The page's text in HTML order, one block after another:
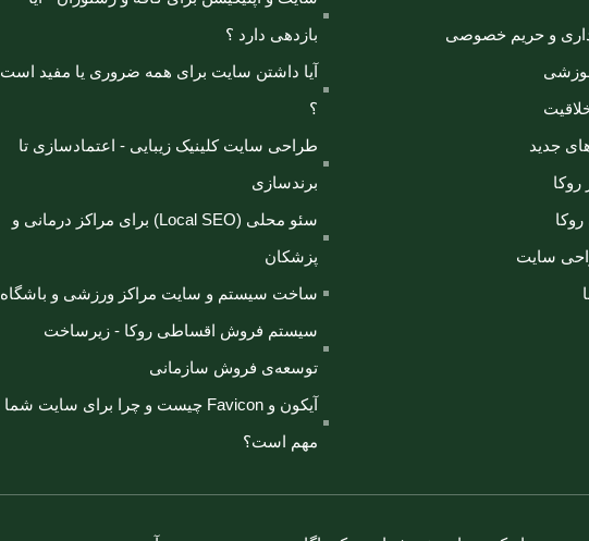
و حریم خصوصی
جدید
روکا
سایت
بازدهی دارد ؟
آیا داشتن سایت برای همه ضروری یا مفید است
؟
طراحی سایت کلینیک زیبایی - اعتمادسازی تا
برندسازی
سئو محلی (Local SEO) برای مراکز درمانی و
پزشکان
ساخت سیستم و سایت مراکز ورزشی و باشگاه
سیستم فروش اقساطی روکا - زیرساخت
توسعه‌ی فروش سازمانی
آیکون و Favicon چیست و چرا برای سایت شما
مهم است؟